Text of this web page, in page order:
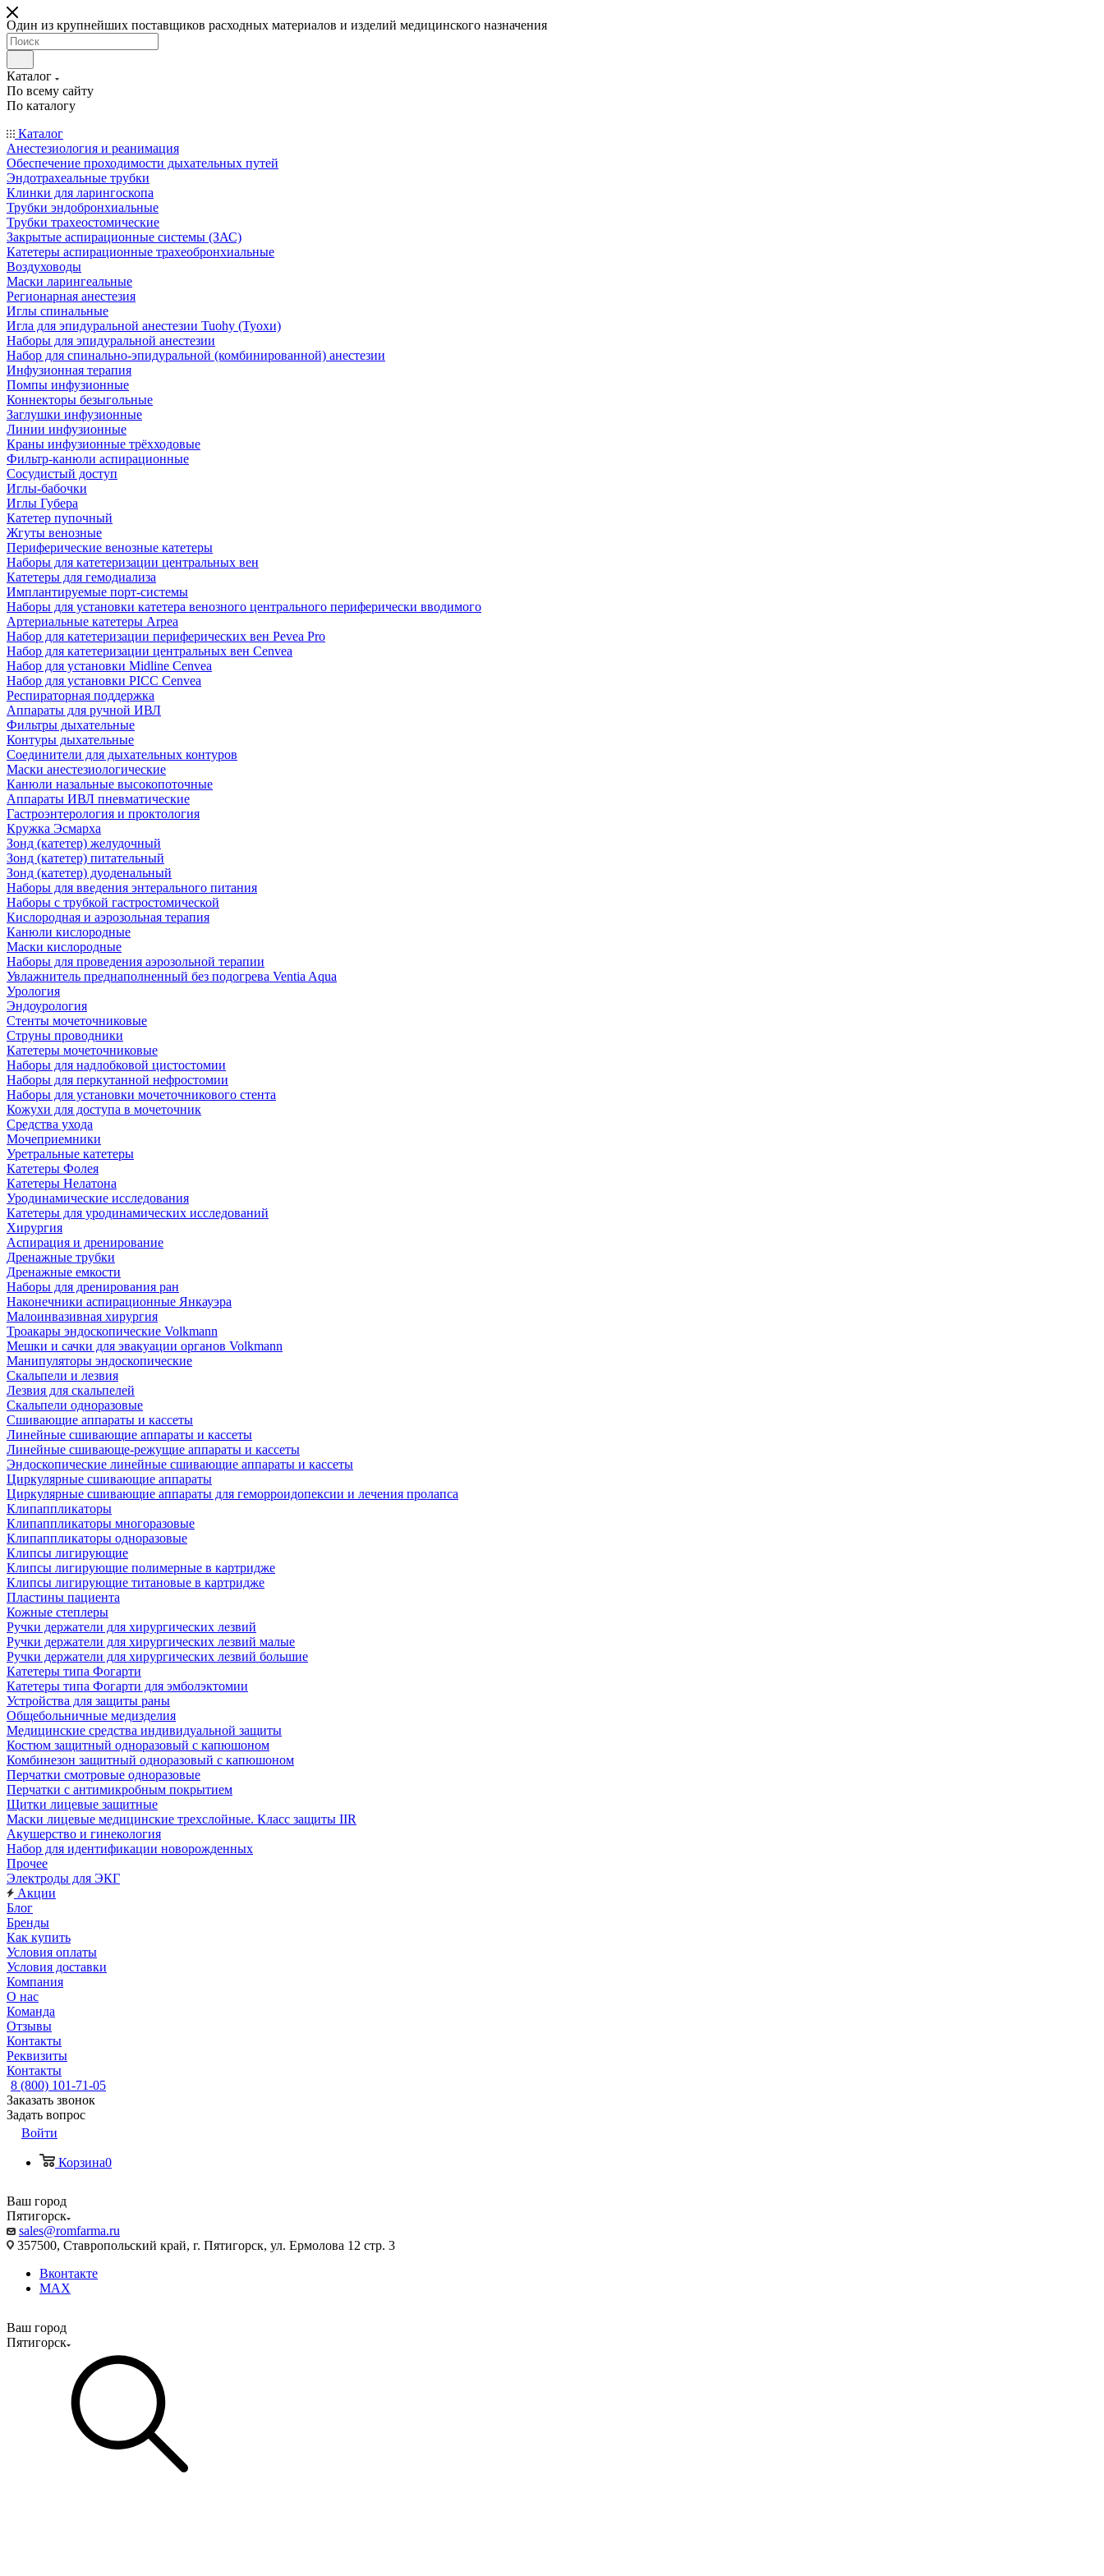
Один из крупнейших поставщиков расходных материалов и изделий медицинского назначения
Каталог
По всему сайту
По каталогу
Каталог
Анестезиология и реанимация
Обеспечение проходимости дыхательных путей
Эндотрахеальные трубки
Клинки для ларингоскопа
Трубки эндобронхиальные
Трубки трахеостомические
Закрытые аспирационные системы (ЗАС)
Катетеры аспирационные трахеобронхиальные
Воздуховоды
Маски ларингеальные
Регионарная анестезия
Иглы спинальные
Игла для эпидуральной анестезии Tuohy (Туохи)
Наборы для эпидуральной анестезии
Набор для спинально-эпидуральной (комбинированной) анестезии
Инфузионная терапия
Помпы инфузионные
Коннекторы безыгольные
Заглушки инфузионные
Линии инфузионные
Краны инфузионные трёхходовые
Фильтр-канюли аспирационные
Сосудистый доступ
Иглы-бабочки
Иглы Губера
Катетер пупочный
Жгуты венозные
Периферические венозные катетеры
Наборы для катетеризации центральных вен
Катетеры для гемодиализа
Имплантируемые порт‑системы
Наборы для установки катетера венозного центрального периферически вводимого
Артериальные катетеры Arpea
Набор для катетеризации периферических вен Pevea Pro
Набор для катетеризации центральных вен Cenvea
Набор для установки Midline Cenvea
Набор для установки PICC Cenvea
Респираторная поддержка
Аппараты для ручной ИВЛ
Фильтры дыхательные
Контуры дыхательные
Соединители для дыхательных контуров
Маски анестезиологические
Канюли назальные высокопоточные
Аппараты ИВЛ пневматические
Гастроэнтерология и проктология
Кружка Эсмарха
Зонд (катетер) желудочный
Зонд (катетер) питательный
Зонд (катетер) дуоденальный
Наборы для введения энтерального питания
Наборы с трубкой гастростомической
Кислородная и аэрозольная терапия
Канюли кислородные
Маски кислородные
Наборы для проведения аэрозольной терапии
Увлажнитель преднаполненный без подогрева Ventia Aqua
Урология
Эндоурология
Стенты мочеточниковые
Струны проводники
Катетеры мочеточниковые
Наборы для надлобковой цистостомии
Наборы для перкутанной нефростомии
Наборы для установки мочеточникового стента
Кожухи для доступа в мочеточник
Средства ухода
Мочеприемники
Уретральные катетеры
Катетеры Фолея
Катетеры Нелатона
Уродинамические исследования
Катетеры для уродинамических исследований
Хирургия
Аспирация и дренирование
Дренажные трубки
Дренажные емкости
Наборы для дренирования ран
Наконечники аспирационные Янкауэра
Малоинвазивная хирургия
Троакары эндоскопические Volkmann
Мешки и сачки для эвакуации органов Volkmann
Манипуляторы эндоскопические
Скальпели и лезвия
Лезвия для скальпелей
Скальпели одноразовые
Сшивающие аппараты и кассеты
Линейные сшивающие аппараты и кассеты
Линейные сшивающе-режущие аппараты и кассеты
Эндоскопические линейные сшивающие аппараты и кассеты
Циркулярные сшивающие аппараты
Циркулярные сшивающие аппараты для геморроидопексии и лечения пролапса
Клипаппликаторы
Клипаппликаторы многоразовые
Клипаппликаторы одноразовые
Клипсы лигирующие
Клипсы лигирующие полимерные в картридже
Клипсы лигирующие титановые в картридже
Пластины пациента
Кожные степлеры
Ручки держатели для хирургических лезвий
Ручки держатели для хирургических лезвий малые
Ручки держатели для хирургических лезвий большие
Катетеры типа Фогарти
Катетеры типа Фогарти для эмболэктомии
Устройства для защиты раны
Общебольничные медизделия
Медицинские средства индивидуальной защиты
Костюм защитный одноразовый с капюшоном
Комбинезон защитный одноразовый с капюшоном
Перчатки смотровые одноразовые
Перчатки с антимикробным покрытием
Щитки лицевые защитные
Маски лицевые медицинские трехслойные. Класс защиты IIR
Акушерство и гинекология
Набор для идентификации новорожденных
Прочее
Электроды для ЭКГ
Акции
Блог
Бренды
Как купить
Условия оплаты
Условия доставки
Компания
О нас
Команда
Отзывы
Контакты
Реквизиты
Контакты
8 (800) 101-71-05
Заказать звонок
Задать вопрос
Войти
Корзина0
Ваш город
Пятигорск
sales@romfarma.ru
357500, Ставропольский край, г. Пятигорск, ул. Ермолова 12 стр. 3
Вконтакте
MAX
Ваш город
Пятигорск